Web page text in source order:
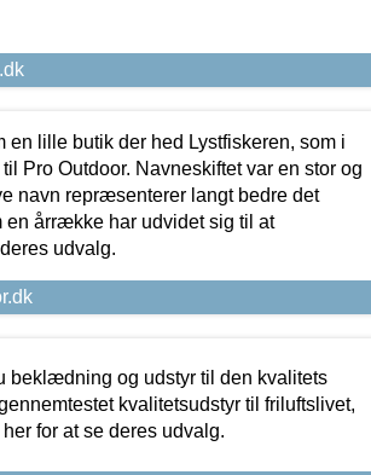
en lille butik der hed Lystfiskeren, som i
Pro Outdoor. Navneskiftet var en stor og
navn repræsenterer langt bedre det
en årrække har udvidet sig til at
udvalg.
beklædning og udstyr til den kvalitets
kvalitetsudstyr til friluftslivet,
for at se deres udvalg.